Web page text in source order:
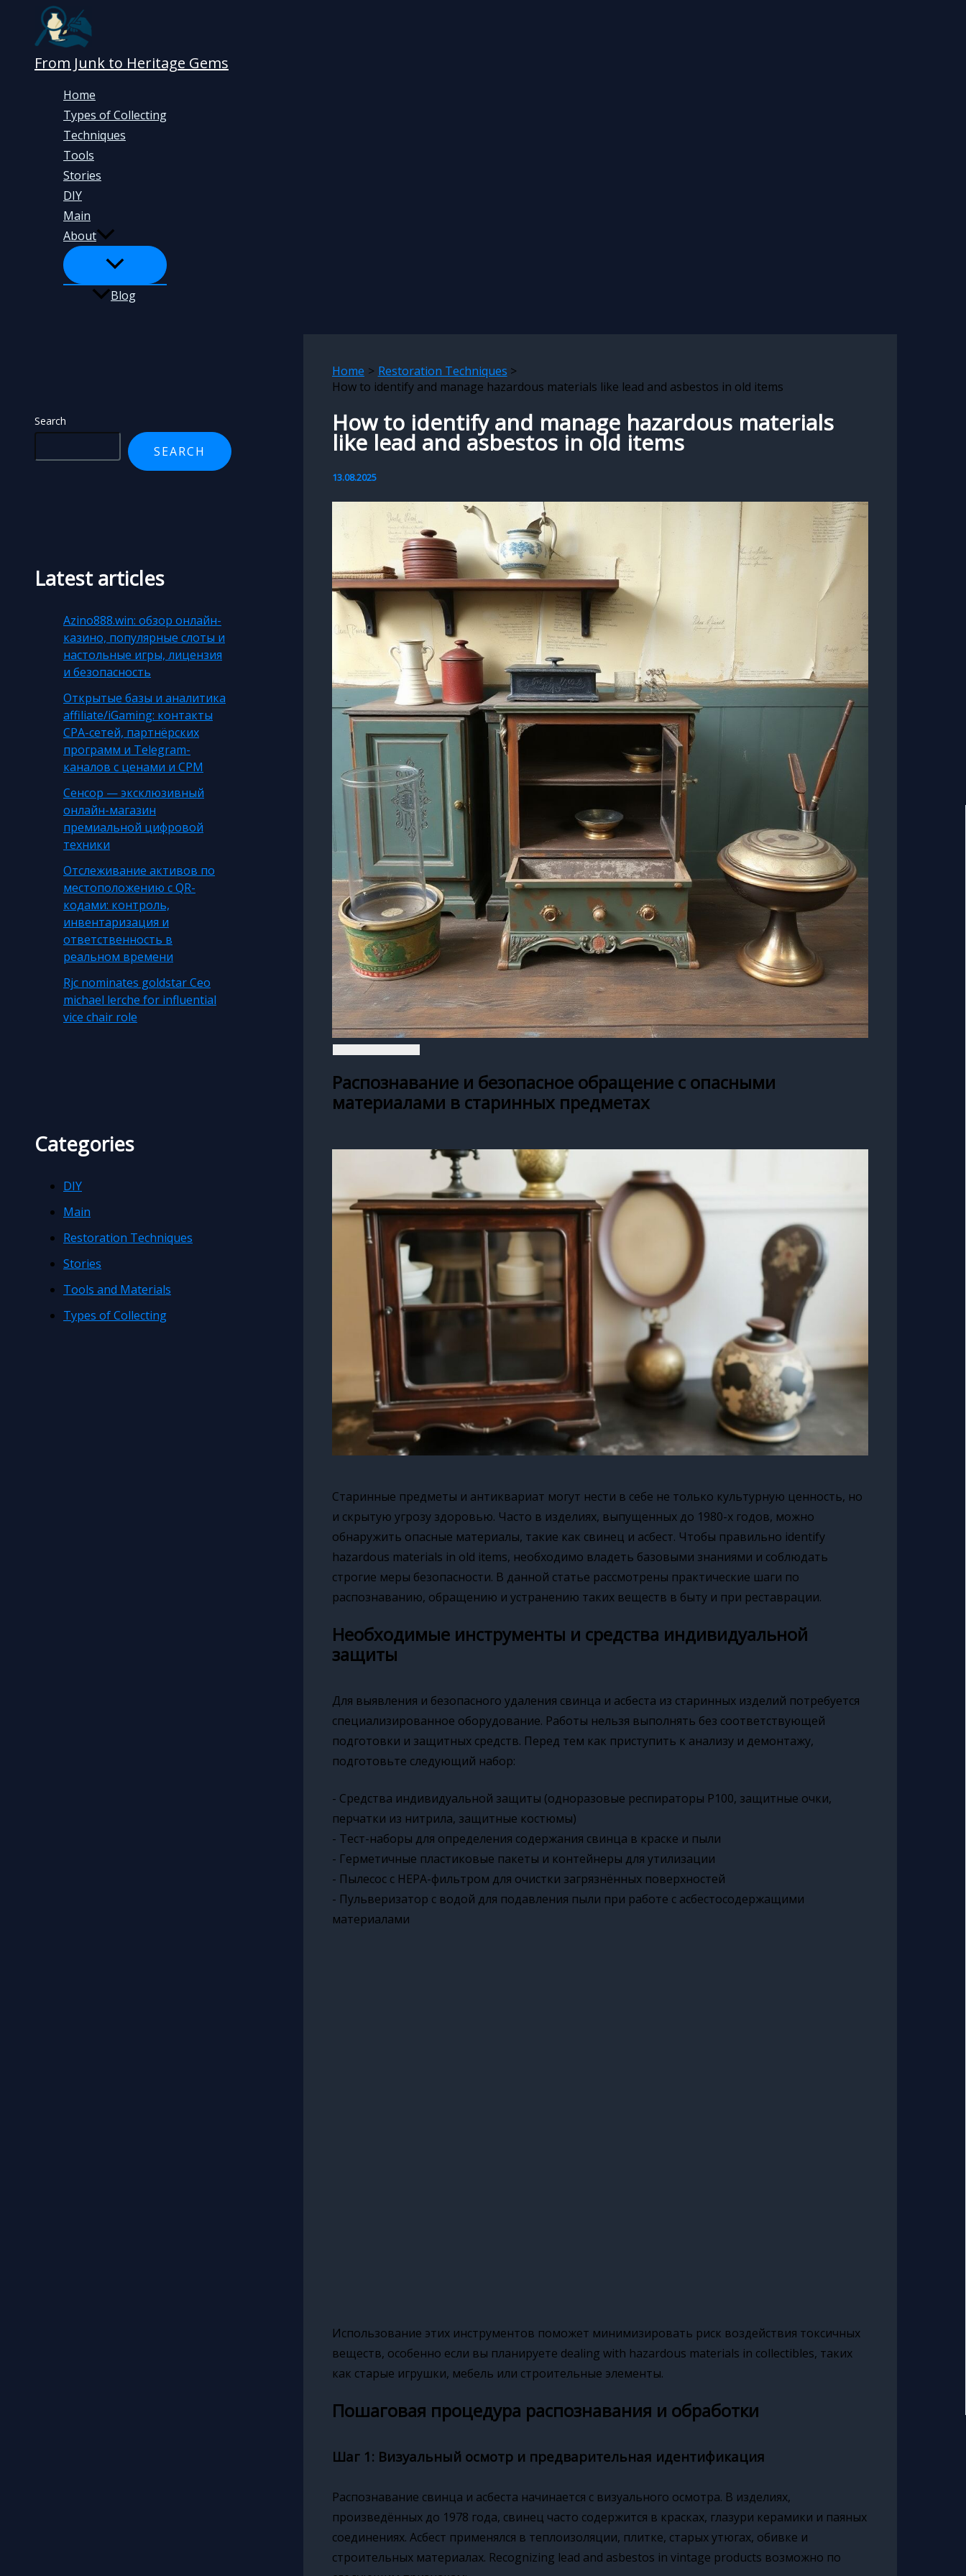
contentFrom Junk to Heritage Gems
Home
Types of Collecting
Techniques
Tools
Stories
DIY
Main
About
Blog
Search
SEARCH
Latest articles
Azino888.win: обзор онлайн-
казино, популярные слоты и
настольные игры, лицензия
и безопасность
Открытые базы и аналитика
affiliate/iGaming: контакты
CPA-сетей, партнёрских
программ и Telegram-
каналов с ценами и CPM
Сенсор — эксклюзивный
онлайн-магазин
премиальной цифровой
техники
Отслеживание активов по
местоположению с QR-
кодами: контроль,
инвентаризация и
ответственность в
реальном времени
Rjc nominates goldstar Ceo
michael lerche for influential
vice chair role
Categories
DIY
Main
Restoration Techniques
Stories
Tools and Materials
Types of Collecting
Home
Restoration Techniques
How to identify and manage hazardous materials like lead and asbestos in old items
How to identify and manage hazardous materials
like lead and asbestos in old items
13.08.2025
Распознавание и безопасное обращение с опасными
материалами в старинных предметах
Старинные предметы и антиквариат могут нести в себе не только культурную ценность, но
и скрытую угрозу здоровью. Часто в изделиях, выпущенных до 1980-х годов, можно
обнаружить опасные материалы, такие как свинец и асбест. Чтобы правильно identify
hazardous materials in old items, необходимо владеть базовыми знаниями и соблюдать
строгие меры безопасности. В данной статье рассмотрены практические шаги по
распознаванию, обращению и устранению таких веществ в быту и при реставрации.
Необходимые инструменты и средства индивидуальной
защиты
Для выявления и безопасного удаления свинца и асбеста из старинных изделий потребуется
специализированное оборудование. Работы нельзя выполнять без соответствующей
подготовки и защитных средств. Перед тем как приступить к анализу и демонтажу,
подготовьте следующий набор:
- Средства индивидуальной защиты (одноразовые респираторы P100, защитные очки,
перчатки из нитрила, защитные костюмы)
- Тест-наборы для определения содержания свинца в краске и пыли
- Герметичные пластиковые пакеты и контейнеры для утилизации
- Пылесос с HEPA-фильтром для очистки загрязнённых поверхностей
- Пульверизатор с водой для подавления пыли при работе с асбестосодержащими
материалами
Использование этих инструментов поможет минимизировать риск воздействия токсичных
веществ, особенно если вы планируете dealing with hazardous materials in collectibles, таких
как старые игрушки, мебель или строительные элементы.
Пошаговая процедура распознавания и обработки
Шаг 1: Визуальный осмотр и предварительная идентификация
Распознавание свинца и асбеста начинается с визуального осмотра. В изделиях,
произведённых до 1978 года, свинец часто содержится в красках, глазури керамики и паяных
соединениях. Асбест применялся в теплоизоляции, плитке, старых утюгах, обивке и
строительных материалах. Recognizing lead and asbestos in vintage products возможно по